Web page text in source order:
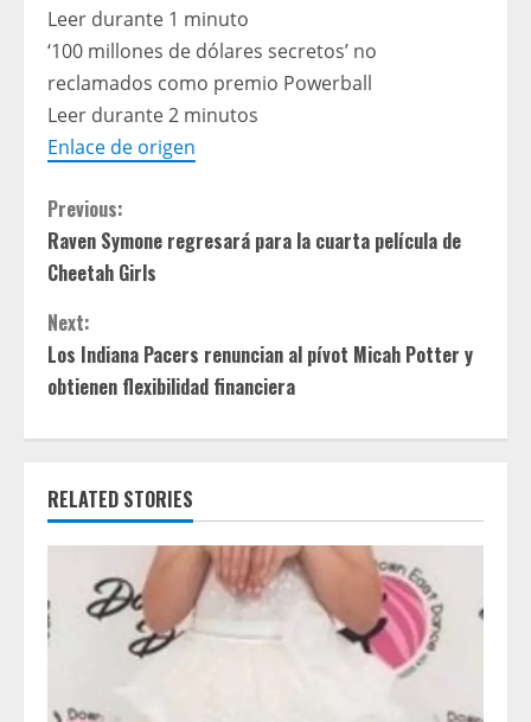
Leer durante 1 minuto
‘100 millones de dólares secretos’ no
reclamados como premio Powerball
Leer durante 2 minutos
Enlace de origen
C
o
n
t
u
R
Previous:
Raven Symone regresará para la cuarta película de
Cheetah Girls
Next:
Los Indiana Pacers renuncian al pívot Micah Potter y
obtienen flexibilidad financiera
RELATED STORIES